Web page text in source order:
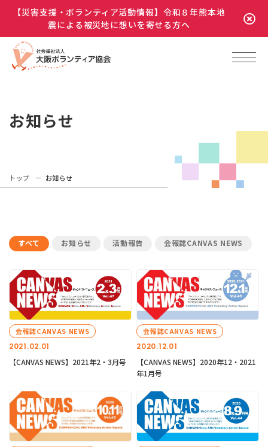
【災害支援・ボランティア活動情報】令和８年熊本地
震による被災地に想いを寄せる方へ
お知らせ
トップ お知らせ
すべて お知らせ 活動報告 会報誌CANVAS NEWS
2021.02.01
会報誌CANVAS NEWS
【CANVAS NEWS】2021年2・3月号
2020.12.01
会報誌CANVAS NEWS
【CANVAS NEWS】2020年12・2021
年1月号